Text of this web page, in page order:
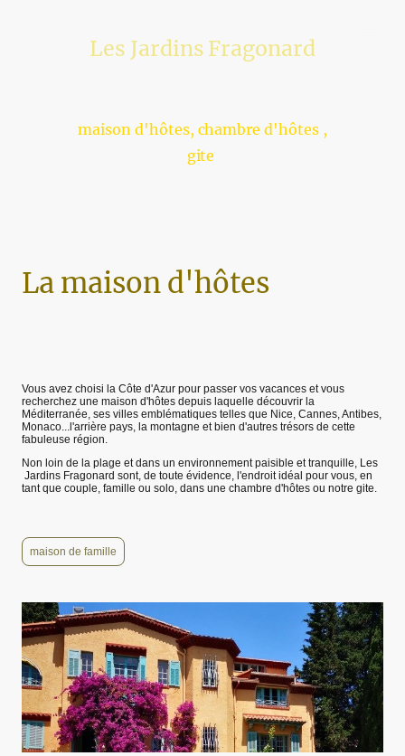
Les Jardins Fragonard
maison d'hôtes, chambre d'hôtes ,
gite
La maison d'hôtes
Vous avez choisi la Côte d'Azur pour passer vos vacances et vous
recherchez une maison d'hôtes depuis laquelle découvrir la
Méditerranée, ses villes emblématiques telles que Nice, Cannes, Antibes,
Monaco...l'arrière pays, la montagne et bien d'autres trésors de cette
fabuleuse région.
Non loin de la plage et dans un environnement paisible et tranquille, Les
Jardins Fragonard sont, de toute évidence, l'endroit idéal pour vous, en
tant que couple, famille ou solo, dans une chambre d'hôtes ou notre gite.
maison de famille